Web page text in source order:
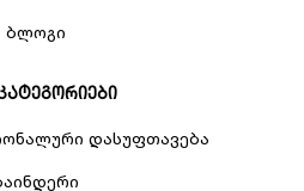
ბლოგი
დასუფთავება